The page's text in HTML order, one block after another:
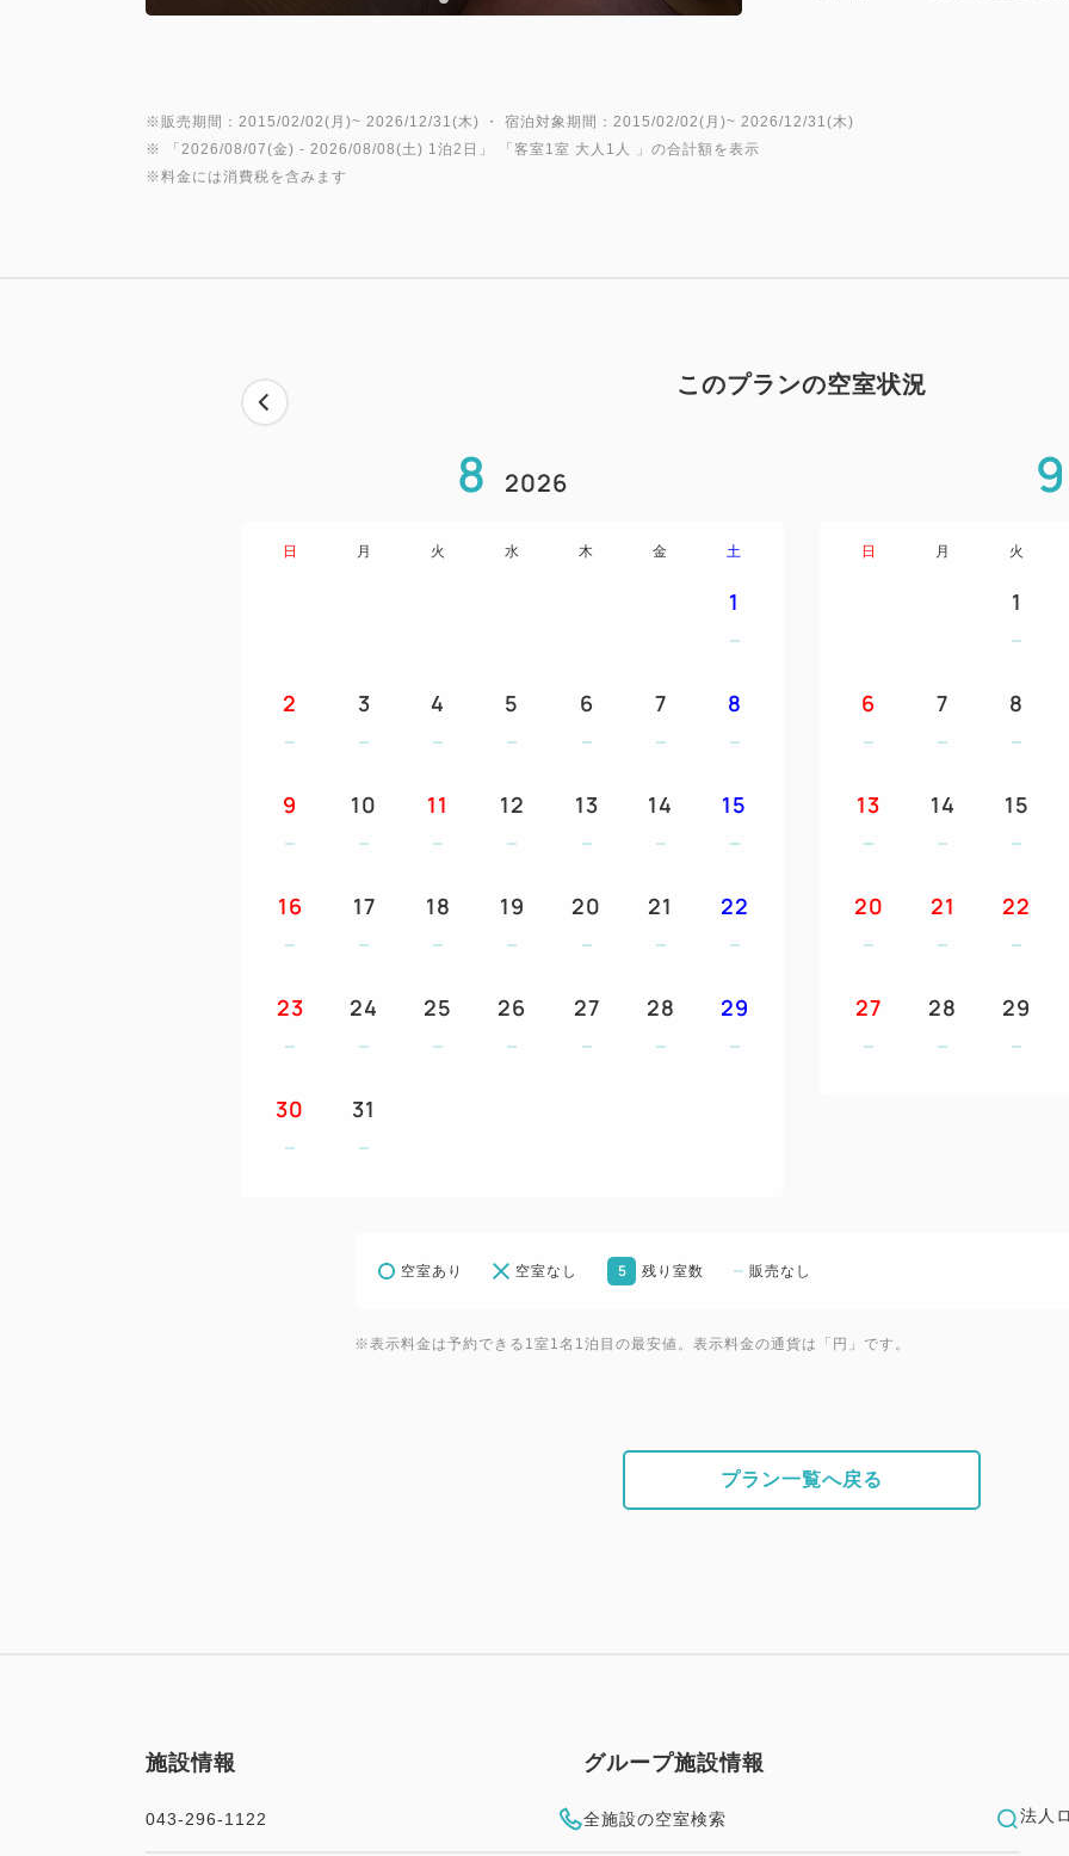
っております。
※販売期間：2015/02/02(月)~ 2026/12/31(木) ・ 宿泊対象期間：2015/02/02(月)~ 2026/12/31(木)
※ 「 2026/08/07(金) - 2026/08/08(土) 1泊2日 」 「 客室1室 大人1人
」の合計額を表示
※料金には消費税を含みます
このプランの空室状況
8 2026
日 月 火 水 木 金 土
1
2 3 4 5 6 7 8
9 10 11 12 13 14 15
16 17 18 19 20 21 22
23 24 25 26 27 28 29
30 31
9
日 月 火
1
6 7 8
13 14 15
20 21 22
27 28 29
空室あり 空室なし 5 残り室数 販売なし
※表示料金は予約できる1室1名1泊目の最安値。表示料金の通貨は「円」です。
プラン一覧へ戻る
施設情報
043-296-1122
グループ施設情報
全施設の空室検索 法人